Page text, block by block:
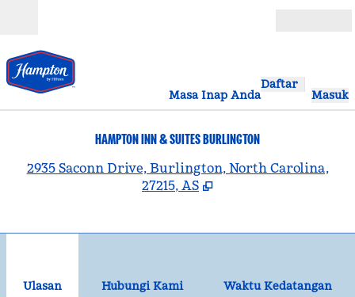
Masa Inap Anda
Daftar
Masuk
HAMPTON INN & SUITES BURLINGTON
2935 Saconn Drive, Burlington, North Carolina,
27215, AS
Ulasan Hubungi Kami
Waktu Kedatangan